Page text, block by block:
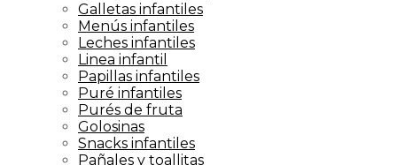
Galletas infantiles
Menús infantiles
Leches infantiles
Linea infantil
Papillas infantiles
Puré infantiles
Purés de fruta
Golosinas
Snacks infantiles
Pañales y toallitas